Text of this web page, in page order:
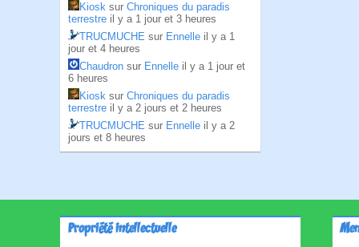
Kiosk sur Chroniques du paradis
terrestre il y a 1 jour et 3 heures
TRUCMUCHE sur Ennelle il y a 1
jour et 4 heures
Chaudron sur Ennelle il y a 1 jour et
6 heures
Kiosk sur Chroniques du paradis
terrestre il y a 2 jours et 2 heures
TRUCMUCHE sur Ennelle il y a 2
jours et 8 heures
Propriété intellectuelle